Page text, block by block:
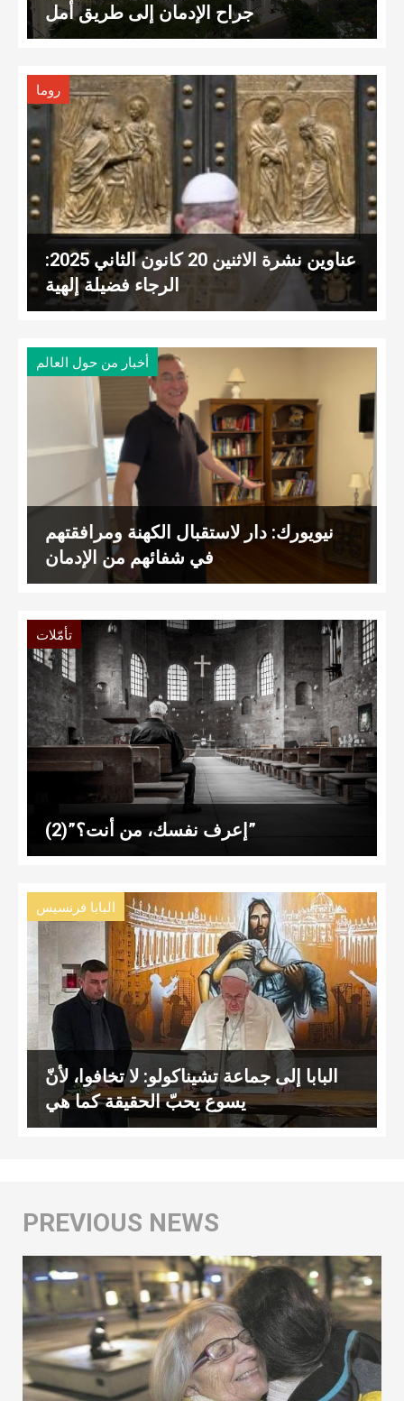
جراح الإدمان إلى طريق أمل
روما
عناوين نشرة الاثنين 20 كانون الثاني 2025:
الرجاء فضيلة إلهية
أخبار من حول العالم
نيويورك: دار لاستقبال الكهنة ومرافقتهم
في شفائهم من الإدمان
تأمّلات
(2)”إعرف نفسك، من أنت؟”
البابا فرنسيس
البابا إلى جماعة تشيناكولو: لا تخافوا، لأنّ
يسوع يحبّ الحقيقة كما هي